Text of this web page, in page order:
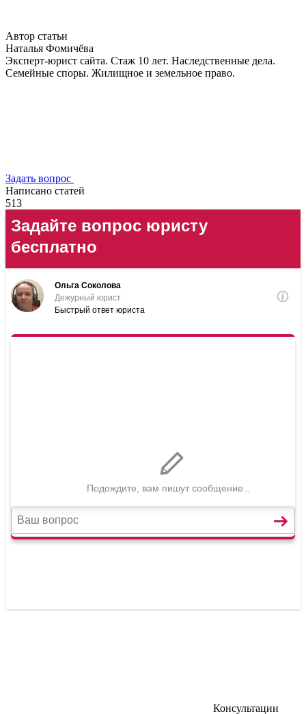
Автор статьи
Наталья Фомичёва
Эксперт-юрист сайта. Стаж 10 лет. Наследственные дела.
Семейные споры. Жилищное и земельное право.
Задать вопрос
Написано статей
513
Консультации